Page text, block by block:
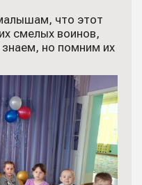
что этот
смелых воинов,
но помним их